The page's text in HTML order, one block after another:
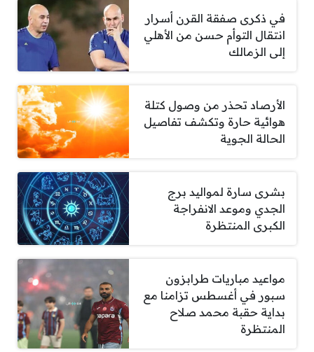
في ذكرى صفقة القرن أسرار
انتقال التوأم حسن من الأهلي
إلى الزمالك
الأرصاد تحذر من وصول كتلة
هوائية حارة وتكشف تفاصيل
الحالة الجوية
بشرى سارة لمواليد برج
الجدي وموعد الانفراجة
الكبرى المنتظرة
مواعيد مباريات طرابزون
سبور في أغسطس تزامنا مع
بداية حقبة محمد صلاح
المنتظرة